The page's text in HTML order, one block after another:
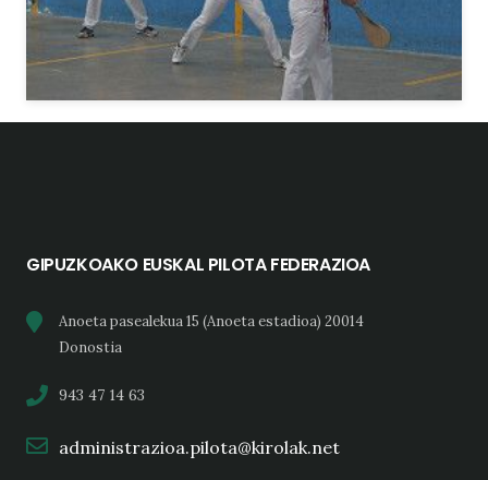
GIPUZKOAKO EUSKAL PILOTA FEDERAZIOA
Anoeta pasealekua 15 (Anoeta estadioa) 20014
Donostia
943 47 14 63
administrazioa.pilota@kirolak.net